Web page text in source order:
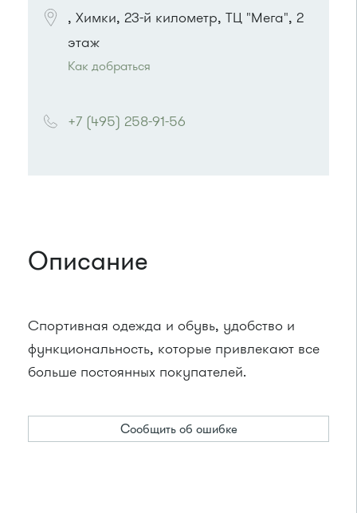
, Химки, 23-й километр, ТЦ "Мега", 2
этаж
Как добраться
Автобусы № 30, 43, 350, 400, 400э, 440, 817,
851, 851э, 905.
+7 (495) 258-91-56
Описание
Спортивная одежда и обувь, удобство и
функциональность, которые привлекают все
больше постоянных покупателей.
Сообщить об ошибке